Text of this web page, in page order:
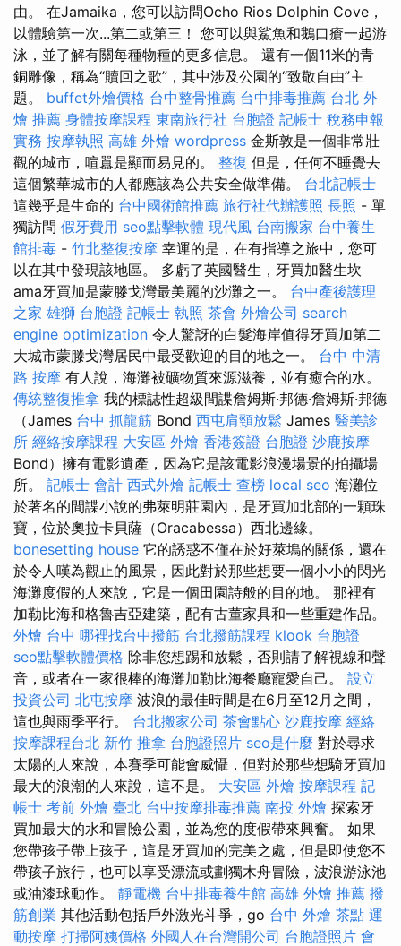
由。 在Jamaika，您可以訪問Ocho Rios Dolphin Cove，
以體驗第一次...第二或第三！ 您可以與鯊魚和鵝口瘡一起游
泳，並了解有關每種物種的更多信息。 還有一個11米的青
銅雕像，稱為“贖回之歌”，其中涉及公園的“致敬自由”主
題。 buffet外燴價格 台中整骨推薦 台中排毒推薦 台北 外
燴 推薦 身體按摩課程 東南旅行社 台胞證 記帳士 稅務申報
實務 按摩執照 高雄 外燴 wordpress 金斯敦是一個非常壯
觀的城市，喧囂是顯而易見的。 整復 但是，任何不睡覺去
這個繁華城市的人都應該為公共安全做準備。 台北記帳士
這幾乎是生命的 台中國術館推薦 旅行社代辦護照 長照 - 單
獨訪問 假牙費用 seo點擊軟體 現代風 台南搬家 台中養生
館排毒 - 竹北整復按摩 幸運的是，在有指導之旅中，您可
以在其中發現該地區。 多虧了英國醫生，牙買加醫生坎
ama牙買加是蒙滕戈灣最美麗的沙灘之一。 台中產後護理
之家 雄獅 台胞證 記帳士 執照 茶會 外燴公司 search
engine optimization 令人驚訝的白髮海岸值得牙買加第二
大城市蒙滕戈灣居民中最受歡迎的目的地之一。 台中 中清
路 按摩 有人說，海灘被礦物質來源滋養，並有癒合的水。
傳統整復推拿 我的標誌性超級間諜詹姆斯·邦德·詹姆斯·邦德
（James 台中 抓龍筋 Bond 西屯肩頸放鬆 James 醫美診
所 經絡按摩課程 大安區 外燴 香港簽證 台胞證 沙鹿按摩
Bond）擁有電影遺產，因為它是該電影浪漫場景的拍攝場
所。 記帳士 會計 西式外燴 記帳士 查榜 local seo 海灘位
於著名的間諜小說的弗萊明莊園內，是牙買加北部的一顆珠
寶，位於奧拉卡貝薩（Oracabessa）西北邊緣。
bonesetting house 它的誘惑不僅在於好萊塢的關係，還在
於令人嘆為觀止的風景，因此對於那些想要一個小小的閃光
海灘度假的人來說，它是一個田園詩般的目的地。 那裡有
加勒比海和格魯吉亞建築，配有古董家具和一些重建作品。
外燴 台中 哪裡找台中撥筋 台北撥筋課程 klook 台胞證
seo點擊軟體價格 除非您想踢和放鬆，否則請了解視線和聲
音，或者在一家很棒的海灘加勒比海餐廳寵愛自己。 設立
投資公司 北屯按摩 波浪的最佳時間是在6月至12月之間，
這也與雨季平行。 台北搬家公司 茶會點心 沙鹿按摩 經絡
按摩課程台北 新竹 推拿 台胞證照片 seo是什麼 對於尋求
太陽的人來說，本賽季可能會威懾，但對於那些想騎牙買加
最大的浪潮的人來說，這不是。 大安區 外燴 按摩課程 記
帳士 考前 外燴 臺北 台中按摩排毒推薦 南投 外燴 探索牙
買加最大的水和冒險公​​園，並為您的度假帶來興奮。 如果
您帶孩子帶上孩子，這是牙買加的完美之處，但是即使您不
帶孩子旅行，也可以享受漂流或劃獨木舟冒險，波浪游泳池
或油漆球動作。 靜電機 台中排毒養生館 高雄 外燴 推薦 撥
筋創業 其他活動包括戶外激光斗爭，go 台中 外燴 茶點 運
動按摩 打掃阿姨價格 外國人在台灣開公司 台胞證照片 會